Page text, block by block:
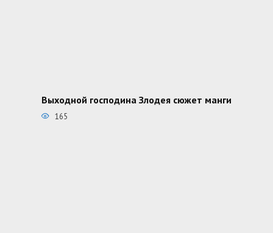
Выходной господина Злодея сюжет манги
165